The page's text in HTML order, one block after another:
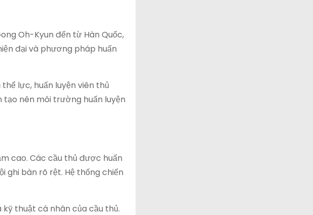
Oh-Kyun đến từ Hàn Quốc,
đại và phương pháp huấn
lực, huấn luyện viên thủ
tạo nên môi trường huấn luyện
cao. Các cầu thủ được huấn
ghi bàn rõ rệt. Hệ thống chiến
thuật cá nhân của cầu thủ.